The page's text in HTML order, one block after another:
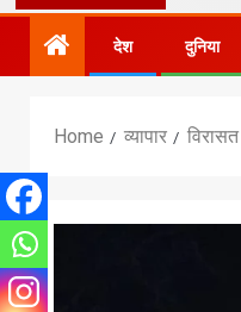
देश दुनिया
Home व्यापार